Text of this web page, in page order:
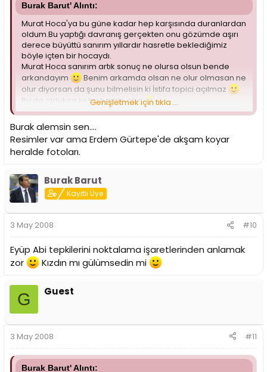
Burak Barut' Alıntı:
Murat Hoca'ya bu güne kadar hep karşısında duranlardan
oldum.Bu yaptığı davranış gerçekten onu gözümde aşırı
derece büyüttü sanırım yıllardır hasretle beklediğimiz
böyle içten bir hocaydı.
Murat Hoca sanırım artık sonuç ne olursa olsun bende
arkandayım
Benim arkamda olsan ne olur olmasan ne
olur diyorsan da şunu bilmelisin ki İstifa topici açılmaz
Bu da oldukça iyi bir hamle olur
Helal Olsun Gerçek Galatasaraylı Hocamıza.Ayrıca bu
kahvltıyı kaçıran arkadaşlara yazık olmuş
Resim var
mıdır Eyüp Abi
Genişletmek için tıkla ...
Burak alemsin sen....
Resimler var ama Erdem Gürtepe'de akşam koyar
heralde fotoları.
Burak Barut
Kayıtlı Üye
3 May 2008 #10
Eyüp Abi tepkilerini noktalama işaretlerinden anlamak
zor
Kızdın mı gülümsedin mi
G Guest
3 May 2008 #11
Burak Barut' Alıntı: